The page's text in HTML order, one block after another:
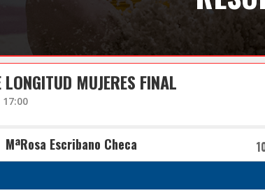
LONGITUD MUJERES FINAL
MªRosa Escribano Checa